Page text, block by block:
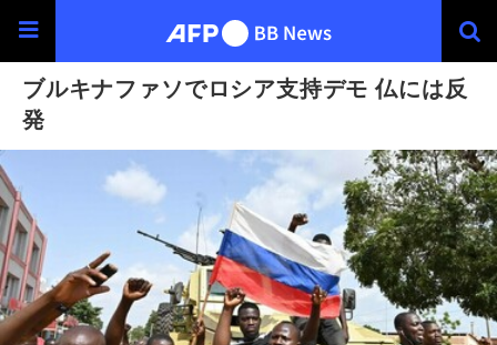
ブルキナファソでロシア支持デモ 仏には反
発